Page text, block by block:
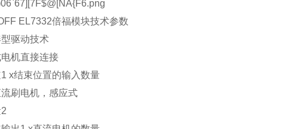
EL7332倍福模块技术参数
驱动技术
机直接连接
x结束位置的输入数量
刷电机，感应式